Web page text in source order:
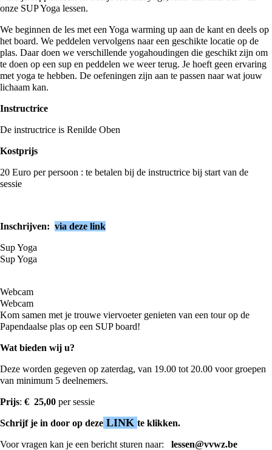
onze SUP Yoga lessen.
We beginnen de les met een Yoga warming up aan de kant en deels op
het board. We peddelen vervolgens naar een geschikte locatie op de
plas. Daar doen we verschillende yogahoudingen die geschikt zijn om
te doen op een sup en peddelen we weer terug. Je hoeft geen ervaring
met yoga te hebben. De oefeningen zijn aan te passen naar wat jouw
lichaam kan.
Instructrice
De instructrice is Renilde Oben
Kostprijs
20 Euro per persoon : te betalen bij de instructrice bij start van de
sessie
Inschrijven: via deze link
Sup Yoga
Sup Yoga
Webcam
Webcam
Kom samen met je trouwe viervoeter genieten van een tour op de
Papendaalse plas op een SUP board!
Wat bieden wij u?
Deze worden gegeven op zaterdag, van 19.00 tot 20.00 voor groepen
van minimum 5 deelnemers.
Prijs: € 25,00 per sessie
Schrijf je in door op deze LINK te klikken.
Voor vragen kan je een bericht sturen naar: lessen@vvwz.be